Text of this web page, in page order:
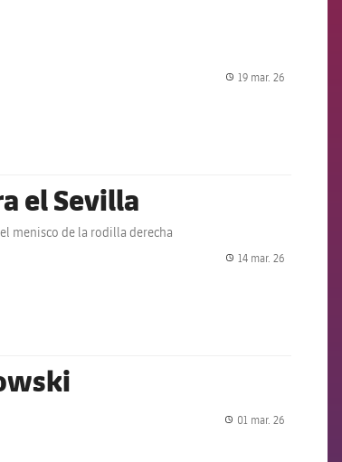
19 mar. 26
el Sevilla
menisco de la rodilla derecha
14 mar. 26
01 mar. 26